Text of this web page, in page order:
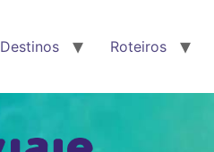
Destinos Roteiros